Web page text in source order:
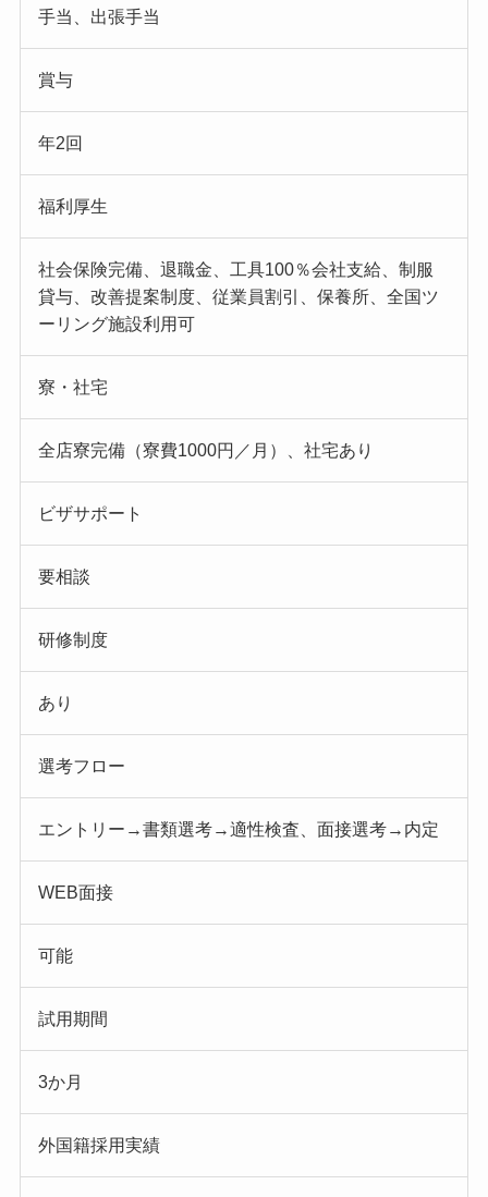
手当、出張手当
賞与
年2回
福利厚生
社会保険完備、退職金、工具100％会社支給、制服
貸与、改善提案制度、従業員割引、保養所、全国ツ
ーリング施設利用可
寮・社宅
全店寮完備（寮費1000円／月）、社宅あり
ビザサポート
要相談
研修制度
あり
選考フロー
エントリー→書類選考→適性検査、面接選考→内定
WEB面接
可能
試用期間
3か月
外国籍採用実績